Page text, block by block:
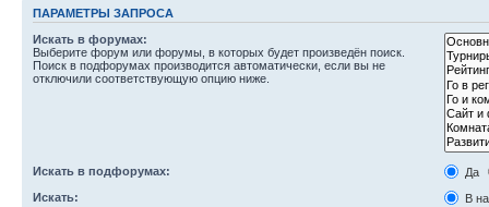
ПАРАМЕТРЫ ЗАПРОСА
Искать в форумах:
Выберите форум или форумы, в которых будет произведён поиск.
Поиск в подфорумах производится автоматически, если вы не
отключили соответствующую опцию ниже.
Искать в подфорумах:
Да
Искать:
В